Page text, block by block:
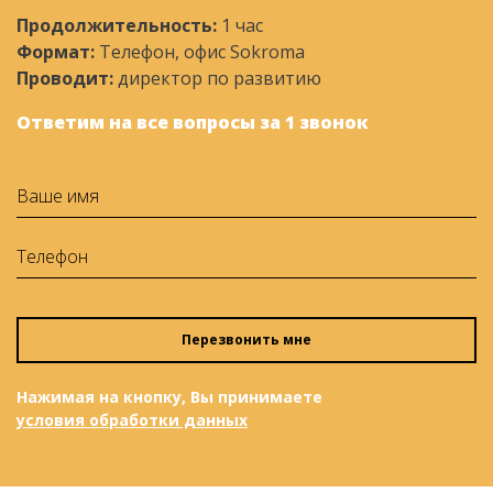
Продолжительность: 1 час
Формат: Телефон, офис Sokroma
Проводит:директор по развитию
Ответим на все вопросы за 1 звонок
Перезвонить мне
Нажимая на кнопку, Вы принимаете
условия обработки данных